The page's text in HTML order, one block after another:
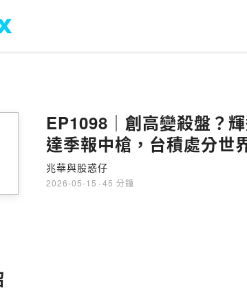
EP1098｜創高變殺盤？
達季報中槍，台積處分世
兆華與股惑仔
2026-05-15 · 45 分鐘